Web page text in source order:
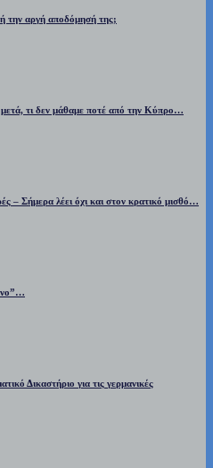
την αργή αποδόμησή της;
μετά, τι δεν μάθαμε ποτέ από την Κύπρο…
– Σήμερα λέει όχι και στον κρατικό μισθό…
Δικαστήριο για τις γερμανικές